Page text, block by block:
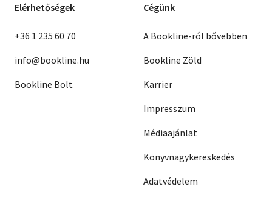
Elérhetőségek
+36 1 235 60 70
info@bookline.hu
Bookline Bolt
Cégünk
A Bookline-ról bővebben
Bookline Zöld
Karrier
Impresszum
Médiaajánlat
Könyvnagykereskedés
Adatvédelem